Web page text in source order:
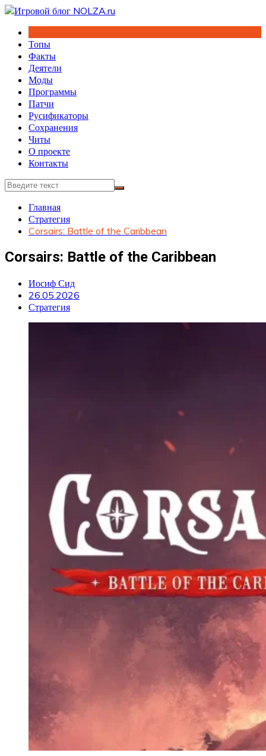
Перейти
содержимому
Топы
Факты
Деятели
Моды
Программы
Патчи
Русификаторы
Сохранения
Читы
О проекте
Контакты
Главная
Стратегия
Corsairs: Battle of the Caribbean
Corsairs: Battle of the Caribbean
Иосиф Сид
26.05.2026
Стратегия